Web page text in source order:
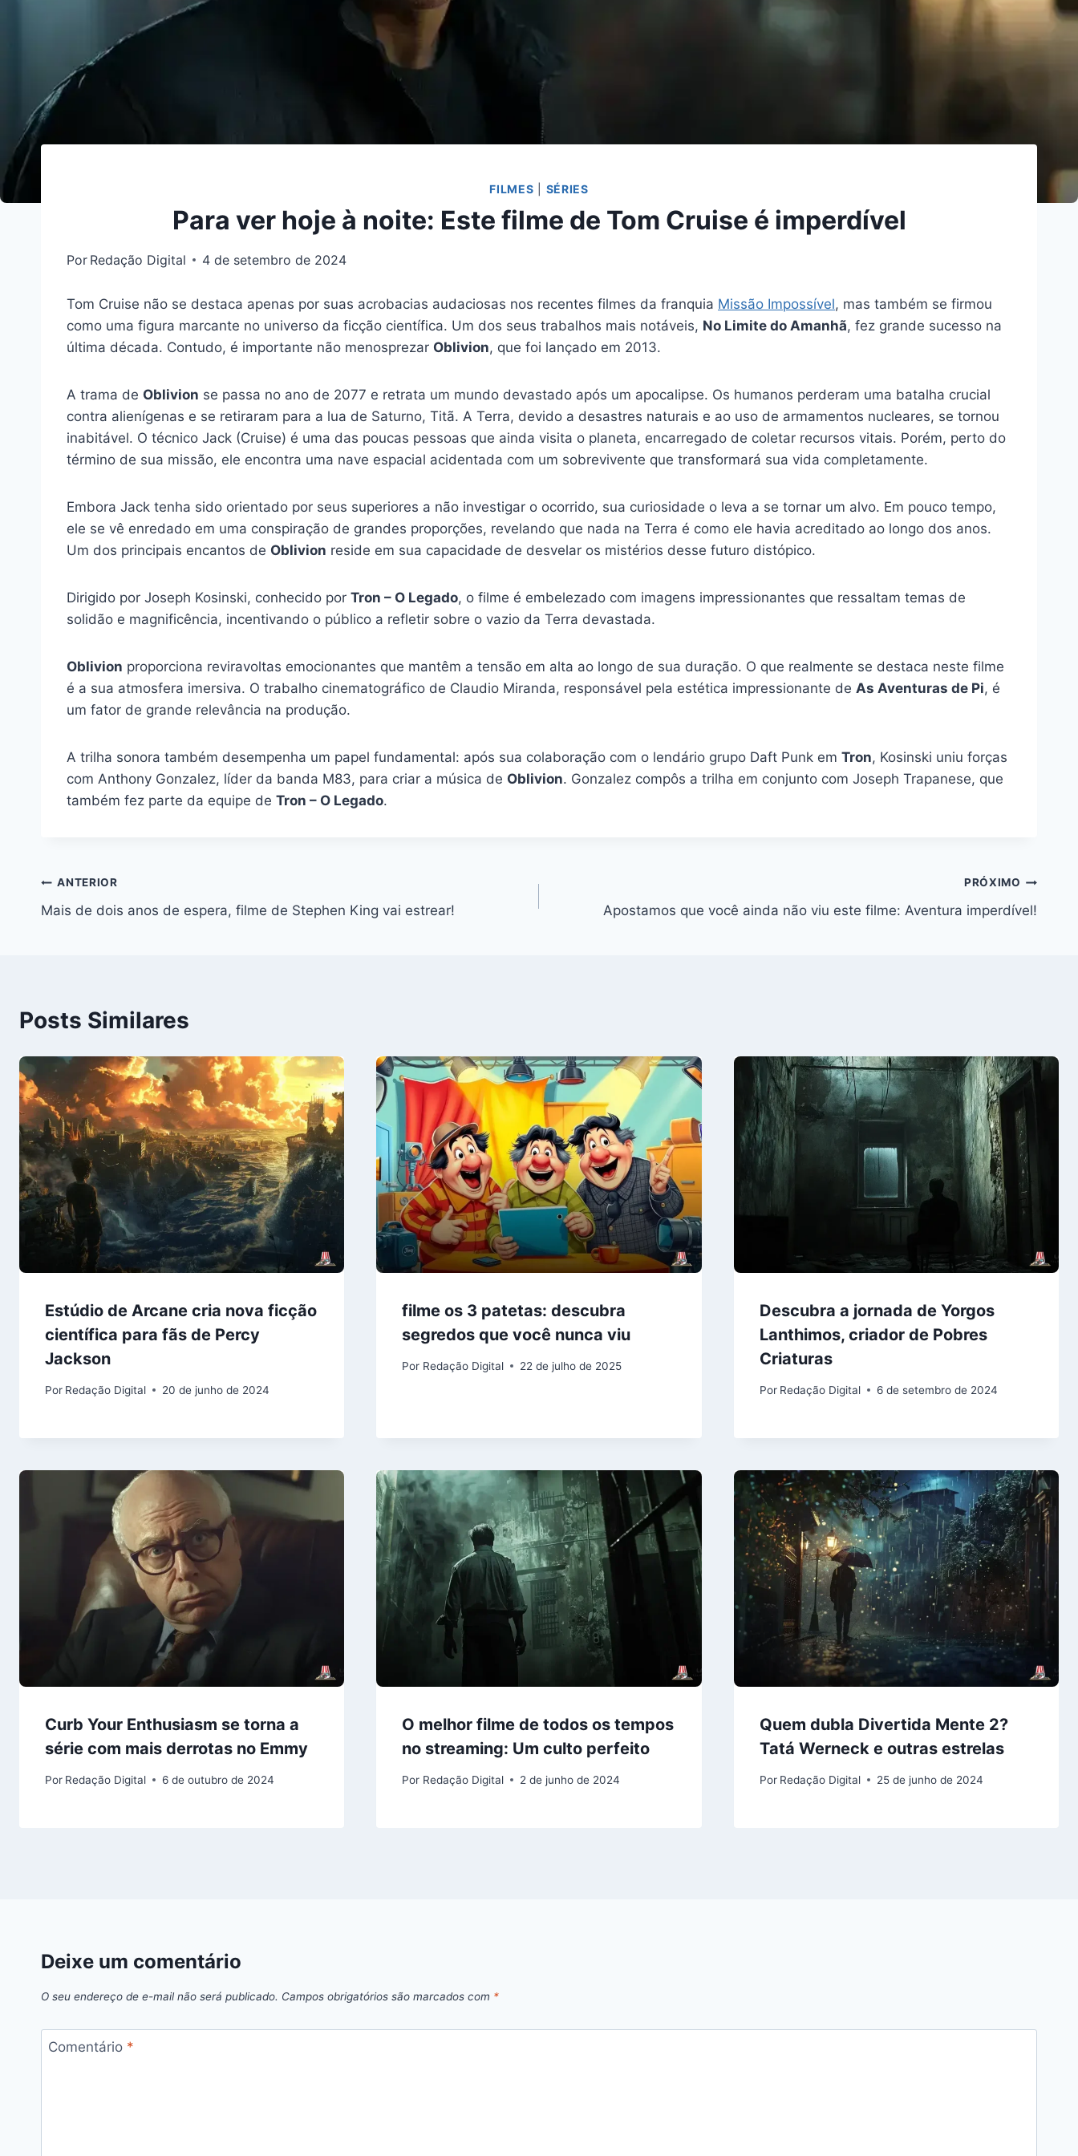
FILMES SÉRIES
Para ver hoje à noite: Este filme de Tom Cruise é imperdível
Por Redação Digital 4 de setembro de 2024
Tom Cruise não se destaca apenas por suas acrobacias audaciosas nos recentes filmes da franquia Missão Impossível, mas também se firmou
como uma figura marcante no universo da ficção científica. Um dos seus trabalhos mais notáveis, No Limite do Amanhã, fez grande sucesso na
última década. Contudo, é importante não menosprezar Oblivion, que foi lançado em 2013.
A trama de Oblivion se passa no ano de 2077 e retrata um mundo devastado após um apocalipse. Os humanos perderam uma batalha crucial
contra alienígenas e se retiraram para a lua de Saturno, Titã. A Terra, devido a desastres naturais e ao uso de armamentos nucleares, se tornou
inabitável. O técnico Jack (Cruise) é uma das poucas pessoas que ainda visita o planeta, encarregado de coletar recursos vitais. Porém, perto do
término de sua missão, ele encontra uma nave espacial acidentada com um sobrevivente que transformará sua vida completamente.
Embora Jack tenha sido orientado por seus superiores a não investigar o ocorrido, sua curiosidade o leva a se tornar um alvo. Em pouco tempo,
ele se vê enredado em uma conspiração de grandes proporções, revelando que nada na Terra é como ele havia acreditado ao longo dos anos.
Um dos principais encantos de Oblivion reside em sua capacidade de desvelar os mistérios desse futuro distópico.
Dirigido por Joseph Kosinski, conhecido por Tron – O Legado, o filme é embelezado com imagens impressionantes que ressaltam temas de
solidão e magnificência, incentivando o público a refletir sobre o vazio da Terra devastada.
Oblivion proporciona reviravoltas emocionantes que mantêm a tensão em alta ao longo de sua duração. O que realmente se destaca neste filme
é a sua atmosfera imersiva. O trabalho cinematográfico de Claudio Miranda, responsável pela estética impressionante de As Aventuras de Pi, é
um fator de grande relevância na produção.
A trilha sonora também desempenha um papel fundamental: após sua colaboração com o lendário grupo Daft Punk em Tron, Kosinski uniu forças
com Anthony Gonzalez, líder da banda M83, para criar a música de Oblivion. Gonzalez compôs a trilha em conjunto com Joseph Trapanese, que
também fez parte da equipe de Tron – O Legado.
Navegação
de
ANTERIOR
Mais de dois anos de espera, filme de Stephen King vai estrear!
PRÓXIMO
Apostamos que você ainda não viu este filme: Aventura imperdível!
Posts Similares
Estúdio de Arcane cria nova ficção
científica para fãs de Percy
Jackson
Por Redação Digital 20 de junho de 2024
filme os 3 patetas: descubra
segredos que você nunca viu
Por Redação Digital 22 de julho de 2025
Descubra a jornada de Yorgos
Lanthimos, criador de Pobres
Criaturas
Por Redação Digital 6 de setembro de 2024
Curb Your Enthusiasm se torna a
série com mais derrotas no Emmy
Por Redação Digital 6 de outubro de 2024
O melhor filme de todos os tempos
no streaming: Um culto perfeito
Por Redação Digital 2 de junho de 2024
Quem dubla Divertida Mente 2?
Tatá Werneck e outras estrelas
Por Redação Digital 25 de junho de 2024
Deixe um comentário
O seu endereço de e-mail não será publicado. Campos obrigatórios são marcados com *
Comentário *